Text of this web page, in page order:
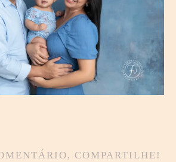
COMPARTILHE!